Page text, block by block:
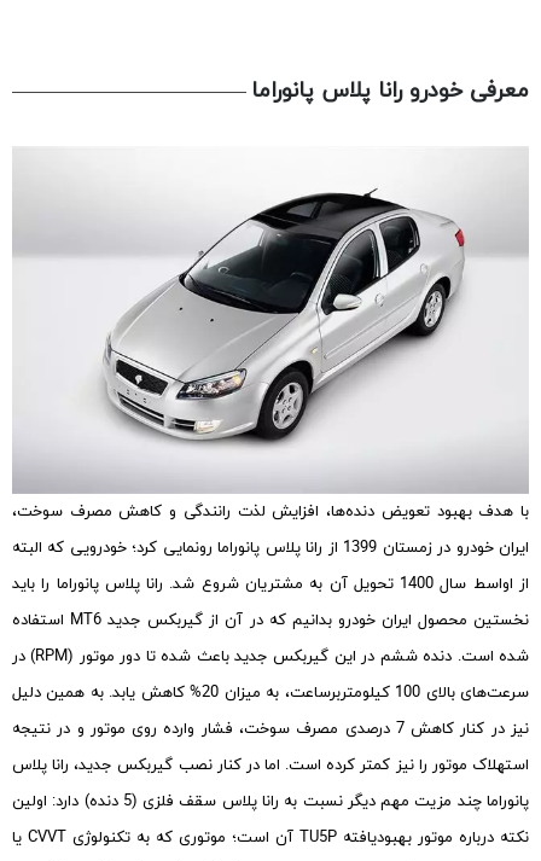
معرفی خودرو رانا پلاس پانوراما
با هدف بهبود تعویض دنده‌ها، افزایش لذت رانندگی و کاهش مصرف سوخت،
ایران خودرو در زمستان 1399 از رانا پلاس پانوراما رونمایی کرد؛ خودرویی که البته
از اواسط سال 1400 تحویل آن به مشتریان شروع شد. رانا پلاس پانوراما را باید
نخستین محصول ایران خودرو بدانیم که در آن از گیربکس جدید MT6 استفاده
شده است. دنده ششم در این گیربکس جدید باعث شده تا دور موتور (RPM) در
سرعت‌های بالای 100 کیلومتربرساعت، به میزان 20% کاهش یابد. به همین دلیل
نیز در کنار کاهش 7 درصدی مصرف سوخت، فشار وارده روی موتور و در نتیجه
استهلاک موتور را نیز کمتر کرده است. اما در کنار نصب گیربکس جدید، رانا پلاس
پانوراما چند مزیت مهم دیگر نسبت به رانا پلاس سقف فلزی (5 دنده) دارد: اولین
نکته درباره موتور بهبودیافته TU5P آن است؛ موتوری که به تکنولوژی CVVT یا